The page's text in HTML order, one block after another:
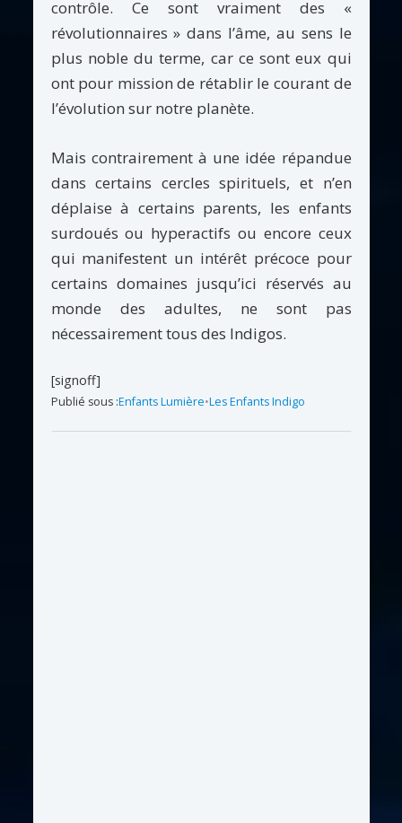
contrôle. Ce sont vraiment des «
révolutionnaires » dans l’âme, au sens le
plus noble du terme, car ce sont eux qui
ont pour mission de rétablir le courant de
l’évolution sur notre planète.
Mais contrairement à une idée répandue
dans certains cercles spirituels, et n’en
déplaise à certains parents, les enfants
surdoués ou hyperactifs ou encore ceux
qui manifestent un intérêt précoce pour
certains domaines jusqu’ici réservés au
monde des adultes, ne sont pas
nécessairement tous des Indigos.
[signoff]
Publié sous :Enfants Lumière•Les Enfants Indigo